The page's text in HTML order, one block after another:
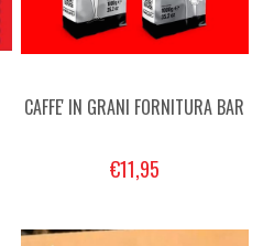
CAFFE' IN GRANI FORNITURA BAR
€11,95